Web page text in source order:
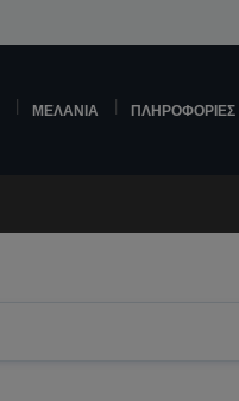
ΜΕΛΆΝΙΑ ΠΛΗΡΟΦΟΡΊΕΣ